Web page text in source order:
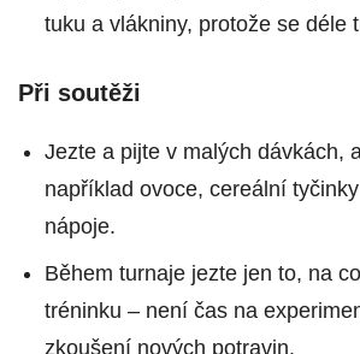
tuku a vlákniny, protože se déle
Při soutěži
Jezte a pijte v malých dávkách,
například ovoce, cereální
nápoje.
Během turnaje jezte jen to, na
tréninku – není čas na
zkoušení nových potravin.